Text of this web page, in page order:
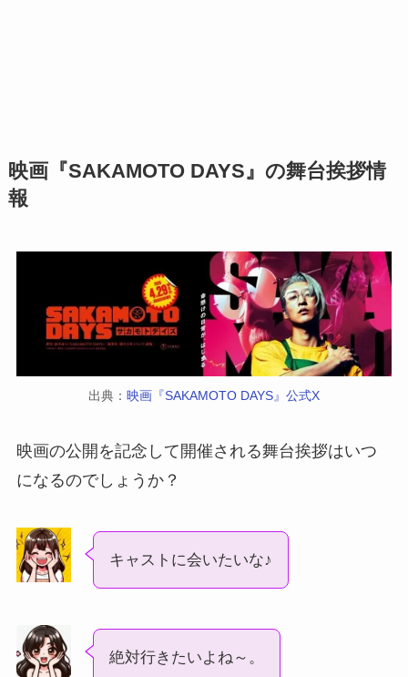
映画『SAKAMOTO DAYS』の舞台挨拶情
報
出典： 映画『SAKAMOTO DAYS』公式X
映画の公開を記念して開催される舞台挨拶はいつ
になるのでしょうか？
キャストに会いたいな♪
絶対行きたいよね～。